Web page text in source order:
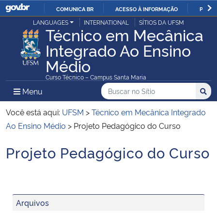
IR
PARA
O
COMUNICA BR ACESSO À INFORMAÇÃO
Ministério da Justiça e Segurança Pública
Ministério da Defesa
Ministério das Relações Exteriores
Ministério da Economia
Ministério da Infraestrutura
Ministério da Educação
LANGUAGES INTERNATIONAL SÍTIOS DA UFSM
Técnico em Mecânica
Integrado Ao Ensino
Médio
Curso Técnico – Campus Santa Maria
Menu Menu Principal do Sítio
Busca
Buscar no no Sítio
Busca:
Você está aqui: UFSM >Técnico em Mecânica Integrado
Ao Ensino Médio > Projeto Pedagógico do Curso
Início do conteúdo
Projeto Pedagógico do Curso
Arquivos